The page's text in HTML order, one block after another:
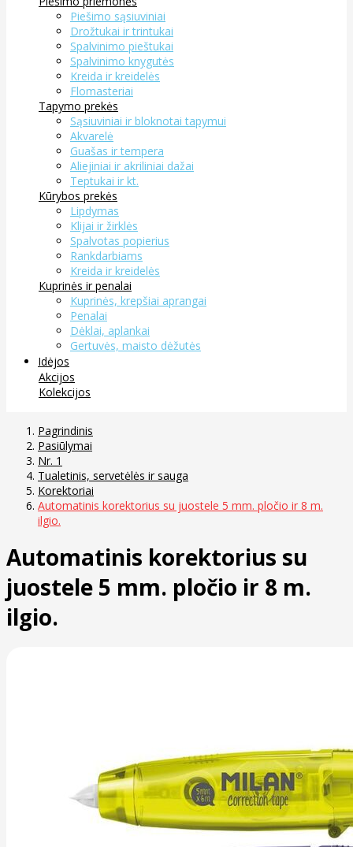
Piešimo sąsiuviniai
Drožtukai ir trintukai
Spalvinimo pieštukai
Spalvinimo knygutės
Kreida ir kreidelės
Flomasteriai
Tapymo prekės
Sąsiuviniai ir bloknotai tapymui
Akvarelė
Guašas ir tempera
Aliejiniai ir akriliniai dažai
Teptukai ir kt.
Kūrybos prekės
Lipdymas
Klijai ir žirklės
Spalvotas popierius
Rankdarbiams
Kreida ir kreidelės
Kuprinės ir penalai
Kuprinės, krepšiai aprangai
Penalai
Dėklai, aplankai
Gertuvės, maisto dėžutės
Idėjos
Akcijos
Kolekcijos
Pagrindinis
Pasiūlymai
Nr. 1
Tualetinis, servetėlės ir sauga
Korektoriai
Automatinis korektorius su juostele 5 mm. pločio ir 8 m.
ilgio.
Automatinis korektorius su
juostele 5 mm. pločio ir 8 m.
ilgio.